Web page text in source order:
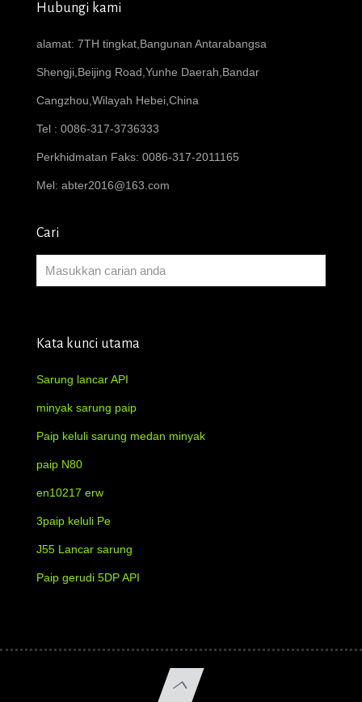
Hubungi kami
alamat: 7TH tingkat,Bangunan Antarabangsa
Shengji,Beijing Road,Yunhe Daerah,Bandar
Cangzhou,Wilayah Hebei,China
Tel : 0086-317-3736333
Perkhidmatan Faks: 0086-317-2011165
Mel: abter2016@163.com
Cari
Kata kunci utama
Sarung lancar API
minyak sarung paip
Paip keluli sarung medan minyak
paip N80
en10217 erw
3paip keluli Pe
J55 Lancar sarung
Paip gerudi 5DP API